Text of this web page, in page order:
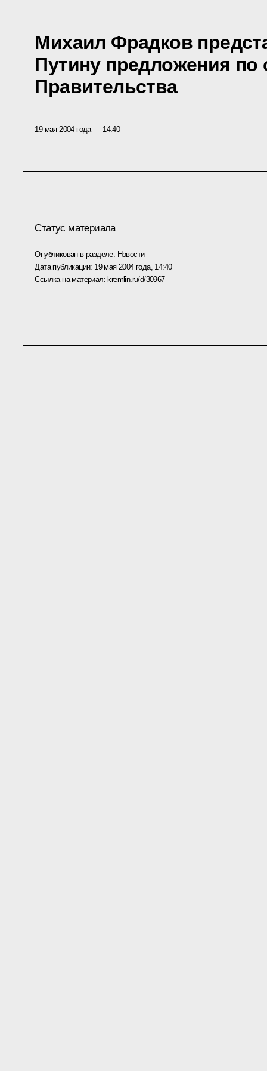
Михаил Фрадков
Путину предложения по
Правительства
19 мая 2004 года 14:40
Статус материала
Опубликован в разделе: Новости
Дата публикации: 19 мая 2004 года, 14:40
Ссылка на материал:kremlin.ru/d/30967